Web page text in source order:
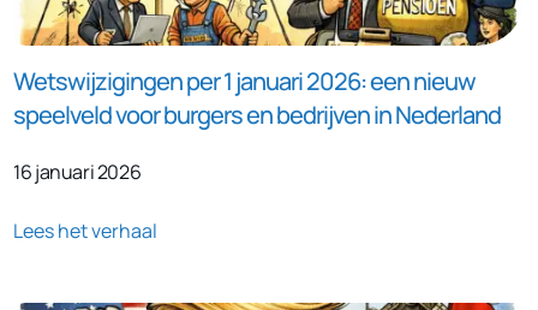
Wetswijzigingen per 1 januari 2026: een nieuw
speelveld voor burgers en bedrijven in Nederland
16 januari 2026
Lees het verhaal